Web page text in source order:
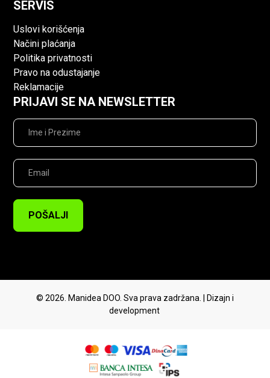
SERVIS
Uslovi korišćenja
Načini plaćanja
Politika privatnosti
Pravo na odustajanje
Reklamacije
PRIJAVI SE NA NEWSLETTER
POŠALJI
© 2026. Manidea DOO. Sva prava zadržana. | Dizajn i
development